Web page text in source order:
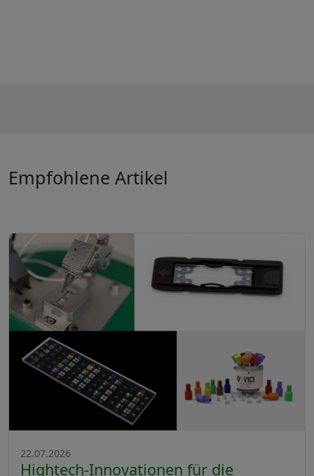
Empfohlene Artikel
22.07.2026
Hightech-Innovationen für die